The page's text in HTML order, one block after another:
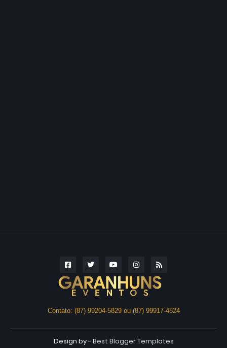
Contato: (87) 99204-5829 ou (87) 99917-4824
Design by - Best Blogger Templates